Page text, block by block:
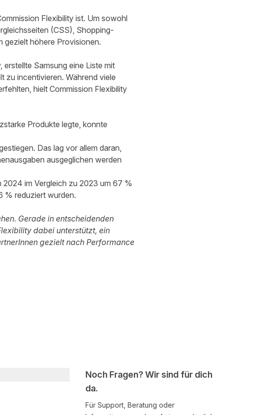
Flexibility ist. Um sowohl
(CSS), Shopping-
gezielt höhere Provisionen.
erstellte Samsung eine Liste mit
zu incentivieren. Während viele
hielt Commission Flexibility
Produkte legte, konnte
Das lag vor allem daran,
ausgeglichen werden
im Vergleich zu 2023 um 67 %
% reduziert wurden.
Gerade in entscheidenden
dabei unterstützt, ein
gezielt nach Performance
Noch Fragen? Wir sind für dich
da.
Für Support, Beratung oder